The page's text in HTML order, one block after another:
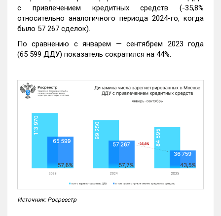
с привлечением кредитных средств (-35,8%
относительно аналогичного периода 2024-го, когда
было 57 267 сделок).
По сравнению с январем — сентябрем 2023 года
(65 599 ДДУ) показатель сократился на 44%.
Источник: Росреестр